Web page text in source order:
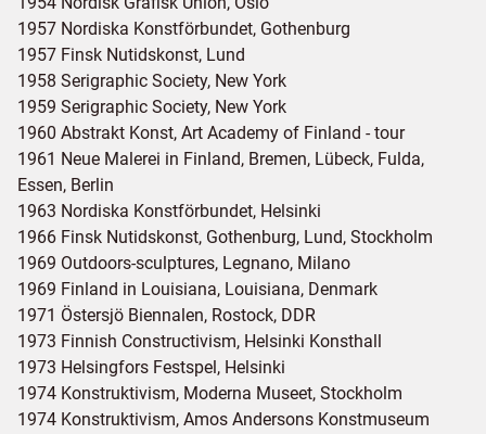
1957 Nordiska Konstförbundet, Gothenburg
1957 Finsk Nutidskonst, Lund
1958 Serigraphic Society, New York
1959 Serigraphic Society, New York
1960 Abstrakt Konst, Art Academy of Finland - tour
1961 Neue Malerei in Finland, Bremen, Lübeck, Fulda,
Essen, Berlin
1963 Nordiska Konstförbundet, Helsinki
1966 Finsk Nutidskonst, Gothenburg, Lund, Stockholm
1969 Outdoors-sculptures, Legnano, Milano
1969 Finland in Louisiana, Louisiana, Denmark
1971 Östersjö Biennalen, Rostock, DDR
1973 Finnish Constructivism, Helsinki Konsthall
1973 Helsingfors Festspel, Helsinki
1974 Konstruktivism, Moderna Museet, Stockholm
1974 Konstruktivism, Amos Andersons Konstmuseum